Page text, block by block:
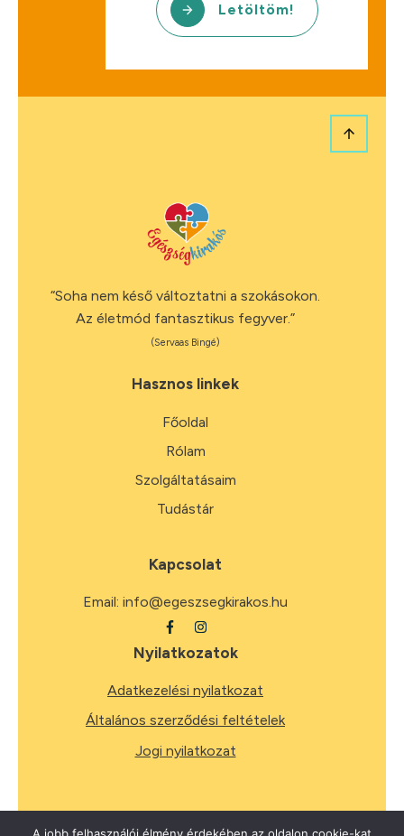
Letöltöm!
“Soha nem késő változtatni a szokásokon.
Az életmód fantasztikus fegyver.”
(Servaas Bingé)
Hasznos linkek
Főoldal
Rólam
Szolgáltatásaim
Tudástár
Kapcsolat
Email: info@egeszsegkirakos.hu
Nyilatkozatok
Adatkezelési nyilatkozat
Általános szerződési feltételek
Jogi nyilatkozat